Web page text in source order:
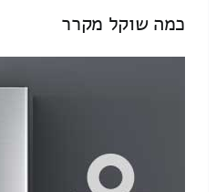
כמה שוקל מקרר